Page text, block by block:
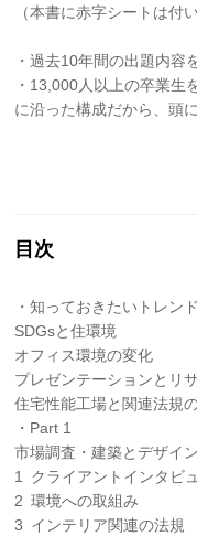
（本書に赤字シートは付
・過去10年間の出題内容
・13,000人以上の卒業生
に沿った構成だから、頭
目次
・知っておきたいトレン
SDGsと住環境
オフィス環境の変化
プレゼンテーションとリ
住宅性能工場と関連法規
・Part 1
市場調査・建築とデザイ
1 クライアントインタビ
2 環境への取組み
3 インテリア関連の法規